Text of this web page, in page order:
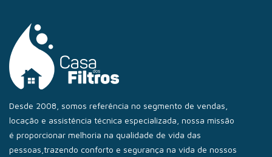
Desde 2008, somos referência no segmento de vendas,
locação e assistência técnica especializada, nossa missão
é proporcionar melhoria na qualidade de vida das
pessoas,trazendo conforto e segurança na vida de nossos